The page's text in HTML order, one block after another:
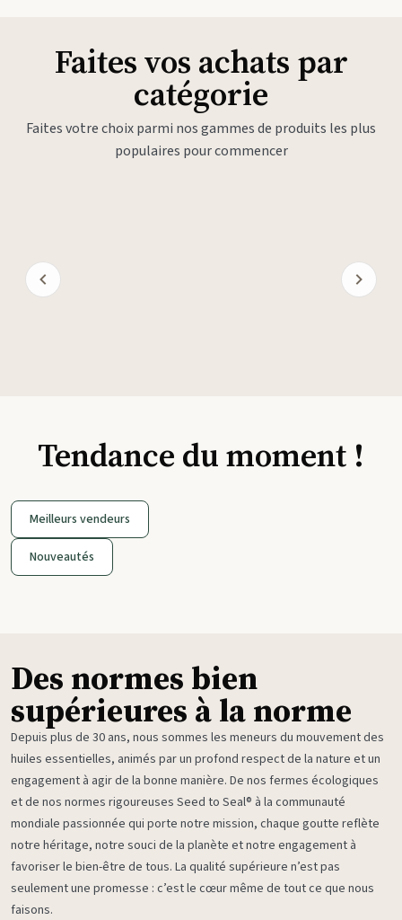
Faites vos achats par
catégorie
Faites votre choix parmi nos gammes de produits les plus
populaires pour commencer
Tendance du moment !
Meilleurs vendeurs
Nouveautés
Des normes bien
supérieures à la norme
Depuis plus de 30 ans, nous sommes les meneurs du mouvement des
huiles essentielles, animés par un profond respect de la nature et un
engagement à agir de la bonne manière. De nos fermes écologiques
et de nos normes rigoureuses Seed to Seal® à la communauté
mondiale passionnée qui porte notre mission, chaque goutte reflète
notre héritage, notre souci de la planète et notre engagement à
favoriser le bien-être de tous. La qualité supérieure n’est pas
seulement une promesse : c’est le cœur même de tout ce que nous
faisons.